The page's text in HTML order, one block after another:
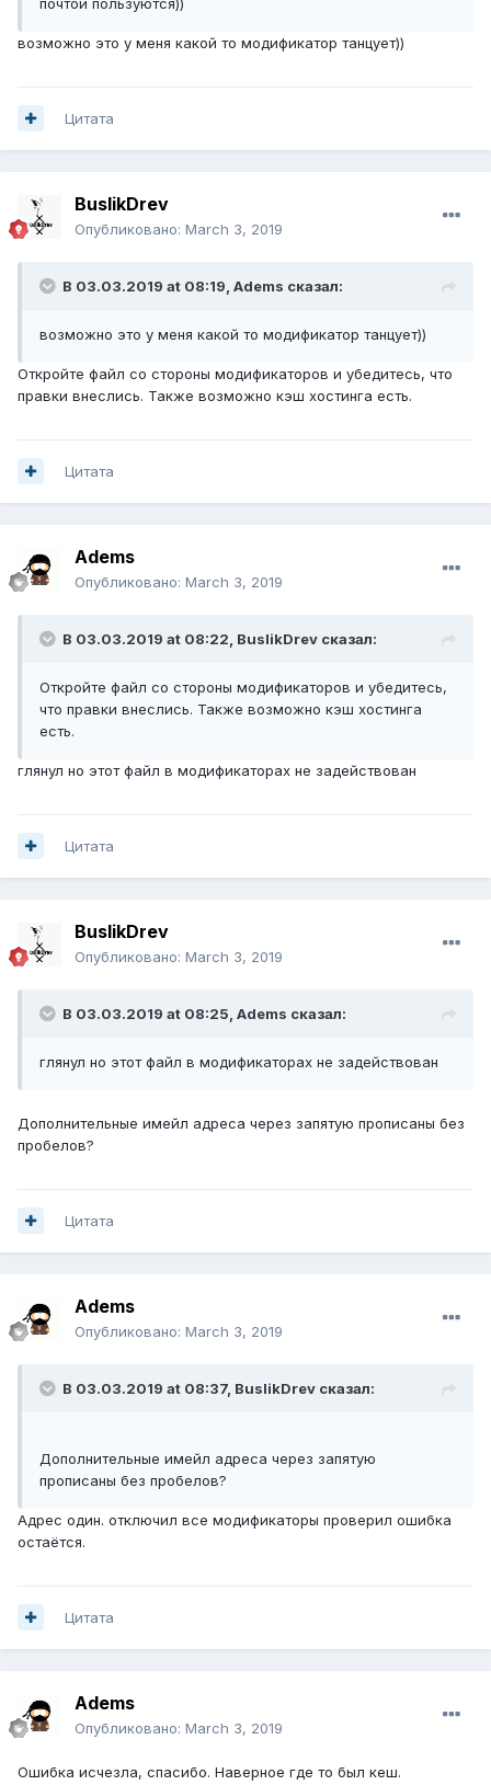
возможно это у меня какой то модификатор танцует))
Цитата
BuslikDrev
Опубликовано: March 3, 2019
В 03.03.2019 at 08:19, Adems сказал:
возможно это у меня какой то модификатор танцует))
Откройте файл со стороны модификаторов и убедитесь, что
правки внеслись. Также возможно кэш хостинга есть.
Цитата
Adems
Опубликовано: March 3, 2019
В 03.03.2019 at 08:22, BuslikDrev сказал:
Откройте файл со стороны модификаторов и убедитесь,
что правки внеслись. Также возможно кэш хостинга
есть.
глянул но этот файл в модификаторах не задействован
Цитата
BuslikDrev
Опубликовано: March 3, 2019
В 03.03.2019 at 08:25, Adems сказал:
глянул но этот файл в модификаторах не задействован
Дополнительные имейл адреса через запятую прописаны без
пробелов?
Цитата
Adems
Опубликовано: March 3, 2019
В 03.03.2019 at 08:37, BuslikDrev сказал:
Дополнительные имейл адреса через запятую
прописаны без пробелов?
Адрес один. отключил все модификаторы проверил ошибка
остаётся.
Цитата
Adems
Опубликовано: March 3, 2019
Ошибка исчезла, спасибо. Наверное где то был кеш.